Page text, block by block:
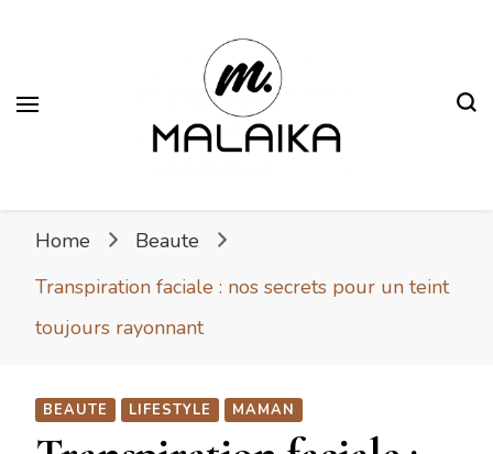
Home
Beaute
Transpiration faciale : nos secrets pour un teint
toujours rayonnant
BEAUTE LIFESTYLE MAMAN